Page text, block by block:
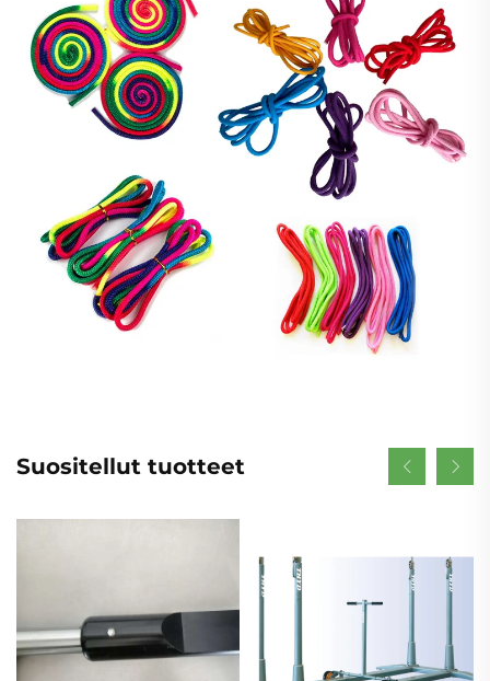
Suositellut tuotteet